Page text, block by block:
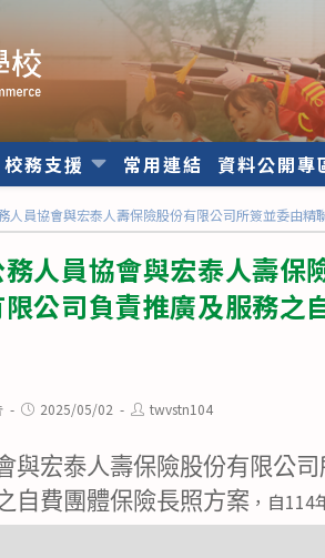
校務支援 常用連結 資料公開專
人員協會與宏泰人壽保險股份有限公司所簽並委由
人員協會與宏泰人壽保
公司負責推廣及服務之
Post2025/05/02
Posttwvstn104
與宏泰人壽保險股份有限公
自費團體保險長照方案 ，自114